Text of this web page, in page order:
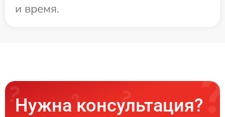
и время.
Нужна консультация?